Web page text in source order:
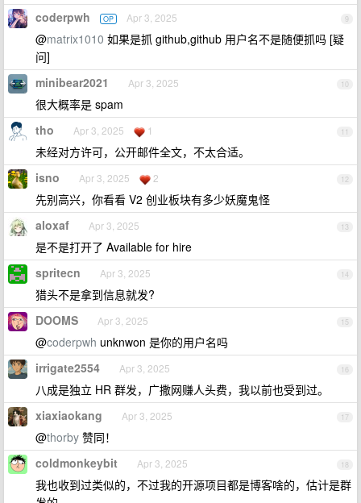
9
coderpwh OP Apr 3, 2025
@matrix1010 如果是抓 github,github 用户名不是随便抓吗 [疑
问]
10
minibear2021 Apr 3, 2025
很大概率是 spam
11
tho Apr 3, 2025 1
未经对方许可，公开邮件全文，不太合适。
12
isno Apr 3, 2025 2
先别高兴，你看看 V2 创业板块有多少妖魔鬼怪
13
aloxaf Apr 3, 2025
是不是打开了 Available for hire
14
spritecn Apr 3, 2025
猎头不是拿到信息就发?
15
DOOMS Apr 3, 2025
@coderpwh unknwon 是你的用户名吗
16
irrigate2554 Apr 3, 2025
八成是独立 HR 群发，广撒网赚人头费，我以前也受到过。
17
xiaxiaokang Apr 3, 2025
@thorby 赞同！
18
coldmonkeybit Apr 3, 2025
我也收到过类似的，不过我的开源项目都是博客啥的，估计是群